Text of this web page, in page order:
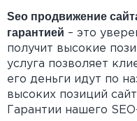
Seo продвижение
гарантией – это
получит высокие
услуга позволяет
его деньги идут по
высоких позиций
Гарантии нашего